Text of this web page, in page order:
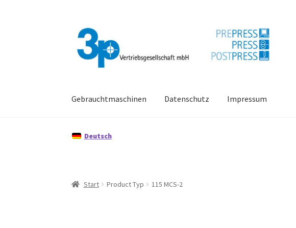
Navigation
springen
Zum
Inhalt
springen
Gebrauchtmaschinen Datenschutz Impressum
Deutsch
Start Product Typ 115 MCS-2